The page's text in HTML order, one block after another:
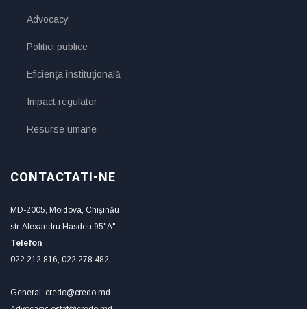
Advocacy
Politici publice
Eficienţa instituţională
Impact regulator
Resurse umane
CONTACTATI-NE
MD-2005, Moldova, Chişinău
str. Alexandru Hasdeu 95"A"
Telefon
022 212 816, 022 278 482
General: credo@credo.md